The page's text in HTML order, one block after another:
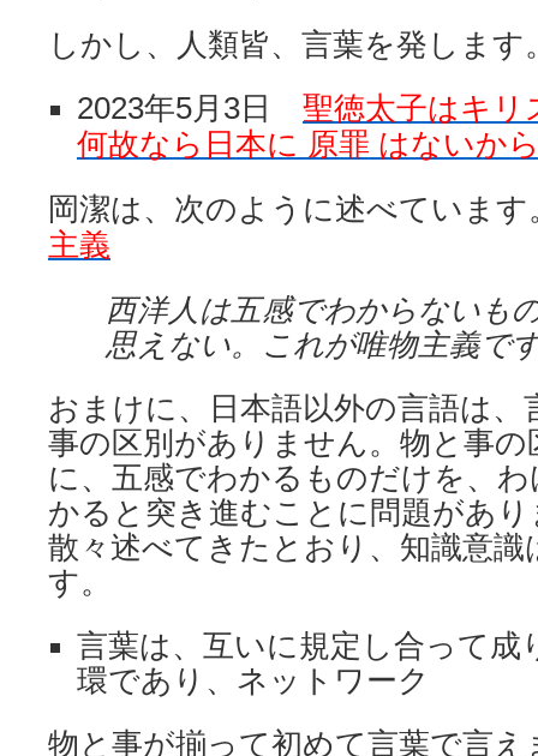
しかし、人類皆、言葉を発します
2023年5月3日 聖徳太子はキ
何故なら日本に 原罪 はないか
岡潔は、次のように述べています
主義
西洋人は五感でわからないも
思えない。これが唯物主義で
おまけに、日本語以外の言語は、
事の区別がありません。物と事
に、五感でわかるものだけを、
かると突き進むことに問題があ
散々述べてきたとおり、知識意識
す。
言葉は、互いに規定し合って成
環であり、ネットワーク
物と事が揃って初めて言葉で言